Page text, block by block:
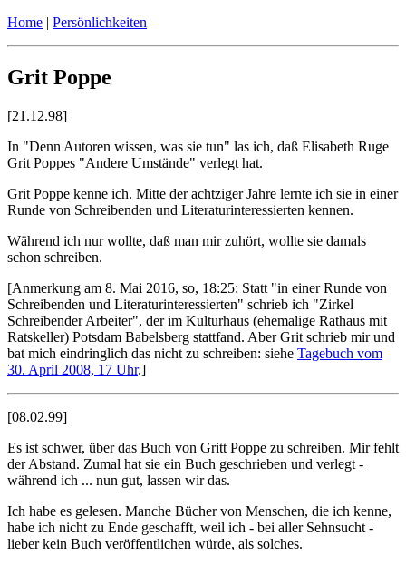
Home | Persönlichkeiten
Grit Poppe
[21.12.98]
In "Denn Autoren wissen, was sie tun" las ich, daß Elisabeth Ruge
Grit Poppes "Andere Umstände" verlegt hat.
Grit Poppe kenne ich. Mitte der achtziger Jahre lernte ich sie in einer
Runde von Schreibenden und Literaturinteressierten kennen.
Während ich nur wollte, daß man mir zuhört, wollte sie damals
schon schreiben.
[Anmerkung am 8. Mai 2016, so, 18:25: Statt "in einer Runde von
Schreibenden und Literaturinteressierten" schrieb ich "Zirkel
Schreibender Arbeiter", der im Kulturhaus (ehemalige Rathaus mit
Ratskeller) Potsdam Babelsberg stattfand. Aber Grit schrieb mir und
bat mich eindringlich das nicht zu schreiben: siehe Tagebuch vom
30. April 2008, 17 Uhr.]
[08.02.99]
Es ist schwer, über das Buch von Gritt Poppe zu schreiben. Mir fehlt
der Abstand. Zumal hat sie ein Buch geschrieben und verlegt -
während ich ... nun gut, lassen wir das.
Ich habe es gelesen. Manche Bücher von Menschen, die ich kenne,
habe ich nicht zu Ende geschafft, weil ich - bei aller Sehnsucht -
lieber kein Buch veröffentlichen würde, als solches.